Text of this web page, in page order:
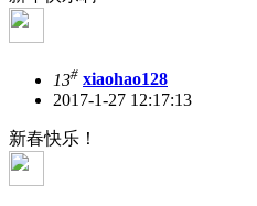
13# xiaohao128
2017-1-27 12:17:13
新春快乐！